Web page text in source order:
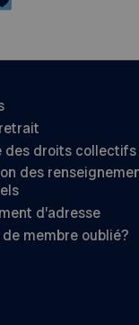
des droits collectifs
des
d’adresse
membre oublié?